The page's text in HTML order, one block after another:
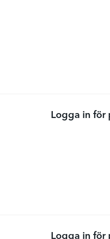
Logga in för
Logga in för